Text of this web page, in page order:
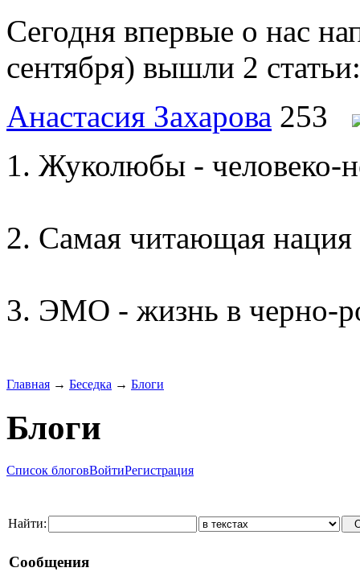
Сегодня впервые о нас
сентября) вышли 2
Анастасия Захарова 253
Жуколюбы - человеко-
Самая читающая нация
ЭМО - жизнь в черно-
Главная → Беседка → Блоги
Блоги
Список блоговВойтиРегистрация
Найти:
Сообщения